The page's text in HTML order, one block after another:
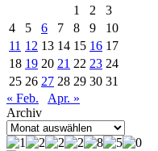
1
2
3
4
5 6 7 8 9
10
11 12 13 14 15 16 17
18 19 20 21 22 23 24
25 26 27 28 29 30 31
« Feb.
Apr. »
Archiv
Archiv